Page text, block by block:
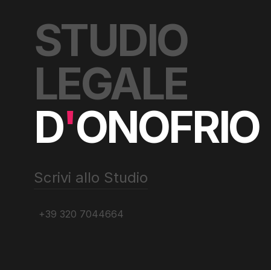
STUDIO
LEGALE
D'ONOFRIO
Scrivi allo Studio
+39 320 7044664